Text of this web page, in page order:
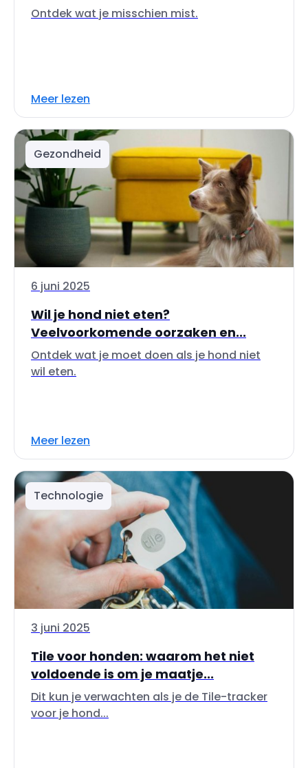
Ontdek wat je misschien mist.
Meer lezen
Gezondheid
6 juni 2025
Wil je hond niet eten?
Veelvoorkomende oorzaken en...
Ontdek wat je moet doen als je hond niet
wil eten.
Meer lezen
Technologie
3 juni 2025
Tile voor honden: waarom het niet
voldoende is om je maatje...
Dit kun je verwachten als je de Tile-tracker
voor je hond...